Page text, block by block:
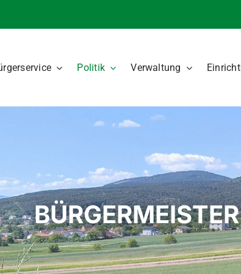
Politik Verwaltung
BÜRGERMEISTER